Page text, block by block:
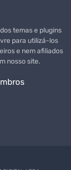
temas e plugins
para utilizá-los
e nem afiliados
nosso site.